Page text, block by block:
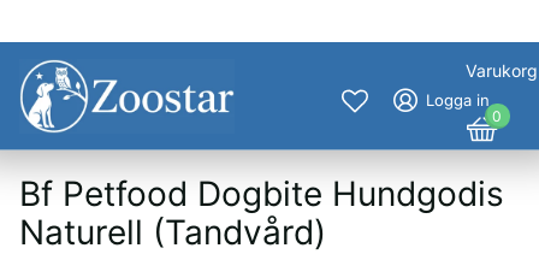
Logga in
Varukorg
0
Bf Petfood Dogbite Hundgodis
Naturell (Tandvård)